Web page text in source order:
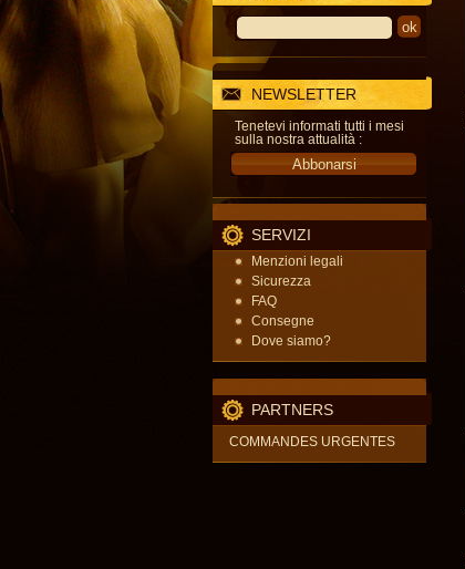
NEWSLETTER
Tenetevi informati tutti i mesi
sulla nostra attualità :
SERVIZI
Menzioni legali
Sicurezza
FAQ
Consegne
Dove siamo?
PARTNERS
COMMANDES URGENTES